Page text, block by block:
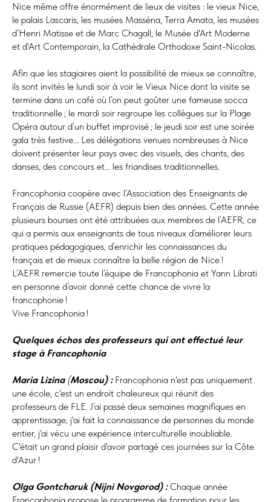
Nice même offre énormément de lieux de visites : le vieux Nice,
le palais Lascaris, les musées Masséna, Terra Amata, les musées
d’Henri Matisse et de Marc Chagall, le Musée d'Art Moderne
et d'Art Contemporain, la Cathédrale Orthodoxe Saint-Nicolas.
Afin que les stagiaires aient la possibilité de mieux se connaître,
ils sont invités le lundi soir à voir le Vieux Nice dont la visite se
termine dans un café où l’on peut goûter une fameuse socca
traditionnelle ; le mardi soir regroupe les collègues sur la Plage
Opéra autour d’un buffet improvisé ; le jeudi soir est une soirée
gala très festive... Les délégations venues nombreuses à Nice
doivent présenter leur pays avec des visuels, des chants, des
danses, des concours et... les friandises traditionnelles.
Francophonia coopère avec l’Association des Enseignants de
Français de Russie (AEFR) depuis bien des années. Cette année
plusieurs bourses ont été attribuées aux membres de l’AEFR, ce
qui a permis aux enseignants de tous niveaux d’améliorer leurs
pratiques pédagogiques, d’enrichir les connaissances du
français et de mieux connaître la belle région de Nice !
L’AEFR remercie toute l’équipe de Francophonia et Yann Librati
en personne d’avoir donné cette chance de vivre la
francophonie !
Vive Francophonia !
Quelques échos des professeurs qui ont effectué leur
stage à Francophonia
Maria Lizina(Moscou) : Francophonia n'est pas uniquement
une école, c'est un endroit chaleureux qui réunit des
professeurs de FLE. J’ai passé deux semaines magnifiques en
apprentissage, j'ai fait la connaissance de personnes du monde
entier, j'ai vécu une expérience interculturelle inoubliable.
C'était un grand plaisir d'avoir partagé ces journées sur la Côte
d'Azur !
Olga Gontcharuk (Nijni Novgorod) :Chaque année